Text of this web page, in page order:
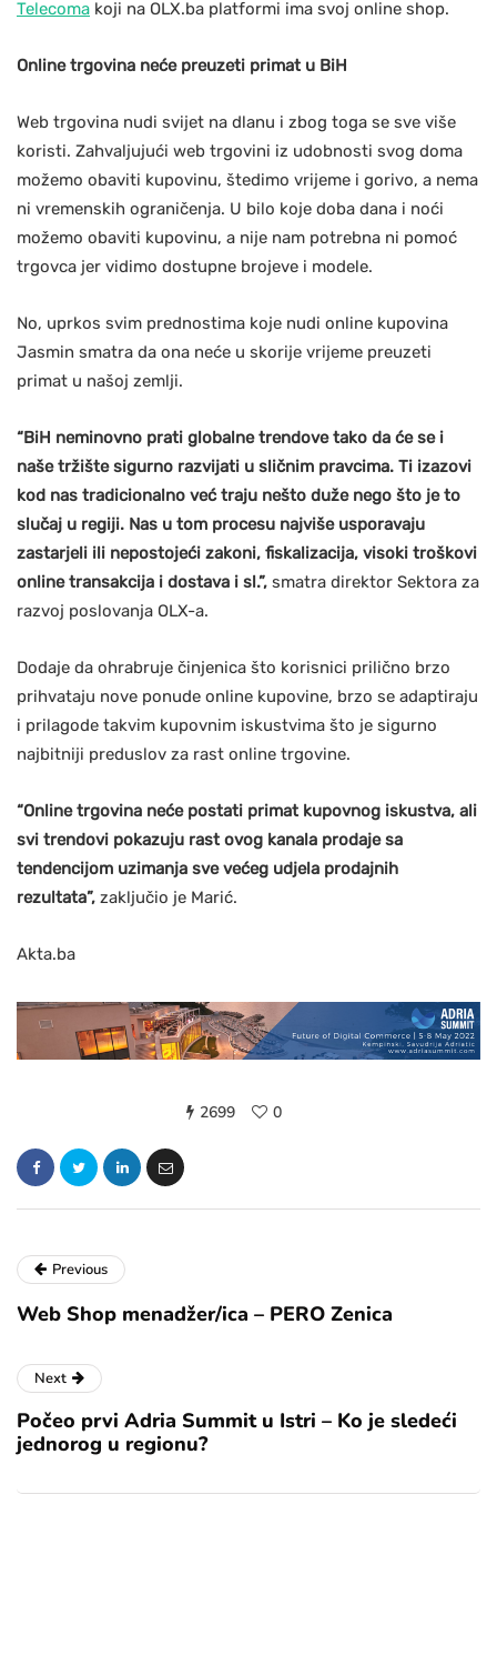
Telecoma koji na OLX.ba platformi ima svoj online shop.
Online trgovina neće preuzeti primat u BiH
Web trgovina nudi svijet na dlanu i zbog toga se sve više
koristi. Zahvaljujući web trgovini iz udobnosti svog doma
možemo obaviti kupovinu, štedimo vrijeme i gorivo, a nema
ni vremenskih ograničenja. U bilo koje doba dana i noći
možemo obaviti kupovinu, a nije nam potrebna ni pomoć
trgovca jer vidimo dostupne brojeve i modele.
No, uprkos svim prednostima koje nudi online kupovina
Jasmin smatra da ona neće u skorije vrijeme preuzeti
primat u našoj zemlji.
“BiH neminovno prati globalne trendove tako da će se i
naše tržište sigurno razvijati u sličnim pravcima. Ti izazovi
kod nas tradicionalno već traju nešto duže nego što je to
slučaj u regiji. Nas u tom procesu najviše usporavaju
zastarjeli ili nepostojeći zakoni, fiskalizacija, visoki troškovi
online transakcija i dostava i sl.”, smatra direktor Sektora za
razvoj poslovanja OLX-a.
Dodaje da ohrabruje činjenica što korisnici prilično brzo
prihvataju nove ponude online kupovine, brzo se adaptiraju
i prilagode takvim kupovnim iskustvima što je sigurno
najbitniji preduslov za rast online trgovine.
“Online trgovina neće postati primat kupovnog iskustva, ali
svi trendovi pokazuju rast ovog kanala prodaje sa
tendencijom uzimanja sve većeg udjela prodajnih
rezultata”, zaključio je Marić.
Akta.ba
2699 0
Previous
Web Shop menadžer/ica – PERO Zenica
Next
Počeo prvi Adria Summit u Istri – Ko je sledeći
jednorog u regionu?